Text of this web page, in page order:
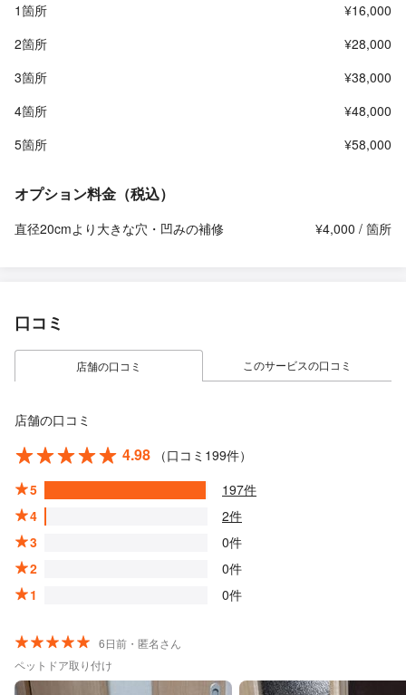
1箇所
¥16,000
2箇所
¥28,000
3箇所
¥38,000
4箇所
¥48,000
5箇所
¥58,000
オプション料金（税込）
直径20cmより大きな穴・凹みの補修 ¥4,000 / 箇所
口コミ
店舗の口コミ このサービスの口コミ
店舗の口コミ
4.98
（口コミ199件）
5
197件
4
2件
3
0件
2
0件
1
0件
6日前・匿名さん
ペットドア取り付け